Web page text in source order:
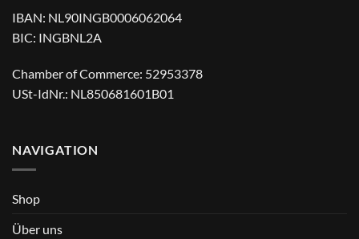
IBAN: NL90INGB0006062064
BIC: INGBNL2A
Chamber of Commerce: 52953378
USt-IdNr.: NL850681601B01
NAVIGATION
Shop
Über uns